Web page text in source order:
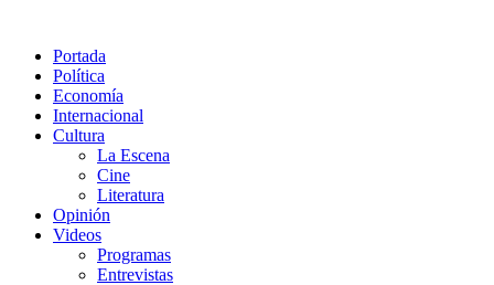
Portada
Política
Economía
Internacional
Cultura
La Escena
Cine
Literatura
Opinión
Videos
Programas
Entrevistas